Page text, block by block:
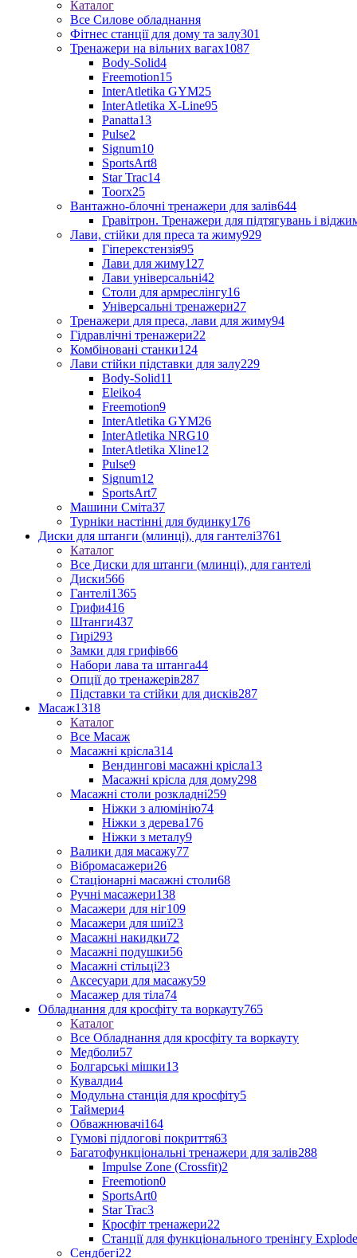
Каталог
Все Силове обладнання
Фітнес станції для дому та залу301
Тренажери на вільних вагах1087
Body-Solid4
Freemotion15
InterAtletika GYM25
InterAtletika X-Line95
Panatta13
Pulse2
Signum10
SportsArt8
Star Trac14
Toorx25
Вантажно-блочні тренажери для залів644
Гравітрон. Тренажери для підтягувань і
Лави, стійки для преса та жиму929
Гіперекстензія95
Лави для жиму127
Лави універсальні42
Столи для армреслінгу16
Універсальні тренажери27
Тренажери для преса, лави для жиму94
Гідравлічні тренажери22
Комбіновані станки124
Лави стійки підставки для залу229
Body-Solid11
Eleiko4
Freemotion9
InterAtletika GYM26
InterAtletika NRG10
InterAtletika Xline12
Pulse9
Signum12
SportsArt7
Машини Сміта37
Турніки настінні для будинку176
Диски для штанги (млинці), для гантелі3761
Каталог
Все Диски для штанги (млинці), для гантелі
Диски566
Гантелі1365
Грифи416
Штанги437
Гирі293
Замки для грифів66
Набори лава та штанга44
Опції до тренажерів287
Підставки та стійки для дисків287
Масаж1318
Каталог
Все Масаж
Масажні крісла314
Вендингові масажні крісла13
Масажні крісла для дому298
Масажні столи розкладні259
Ніжки з алюмінію74
Ніжки з дерева176
Ніжки з металу9
Валики для масажу77
Вібромасажери26
Стаціонарні масажні столи68
Ручні масажери138
Масажери для ніг109
Масажери для шиї23
Масажні накидки72
Масажні подушки56
Масажні стільці23
Аксесуари для масажу59
Масажер для тіла74
Обладнання для кросфіту та воркауту765
Каталог
Все Обладнання для кросфіту та воркауту
Медболи57
Болгарські мішки13
Кувалди4
Модульна станція для кросфіту5
Таймери4
Обважнювачі164
Гумові підлогові покриття63
Багатофункціональні тренажери для залів288
Impulse Zone (Crossfit)2
Freemotion0
SportsArt0
Star Trac3
Кросфіт тренажери22
Станції для функціонального тренінгу Explode
Сендбегі22